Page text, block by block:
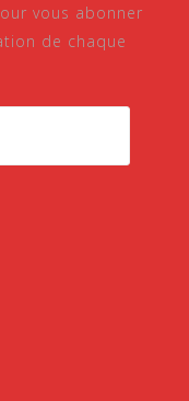
vous abonner
de chaque